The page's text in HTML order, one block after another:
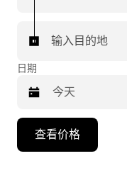
输入目的地
日期
向
查看价格